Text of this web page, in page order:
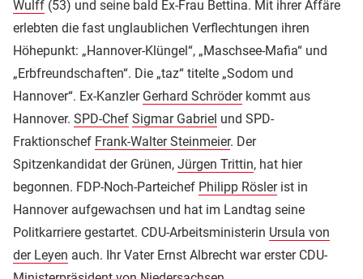
Wulff (53) und seine bald Ex-Frau Bettina. Mit ihrer Affäre
erlebten die fast unglaublichen Verflechtungen ihren
Höhepunkt: „Hannover-Klüngel“, „Maschsee-Mafia“ und
„Erbfreundschaften“. Die „taz“ titelte „Sodom und
Hannover“. Ex-Kanzler Gerhard Schröderkommt aus
Hannover. SPD-Chef Sigmar Gabriel und SPD-
Fraktionschef Frank-Walter Steinmeier. Der
Spitzenkandidat der Grünen, Jürgen Trittin, hat hier
begonnen. FDP-Noch-Parteichef Philipp Röslerist in
Hannover aufgewachsen und hat im Landtag seine
Politkarriere gestartet. CDU-Arbeitsministerin Ursula von
der Leyen auch. Ihr Vater Ernst Albrecht war erster CDU-